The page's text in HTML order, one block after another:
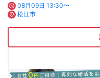
08月09日 13:30〜
松江市